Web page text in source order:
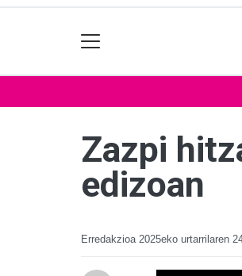
Zazpi
edizoan
Erredakzioa 2025eko urtarrilaren